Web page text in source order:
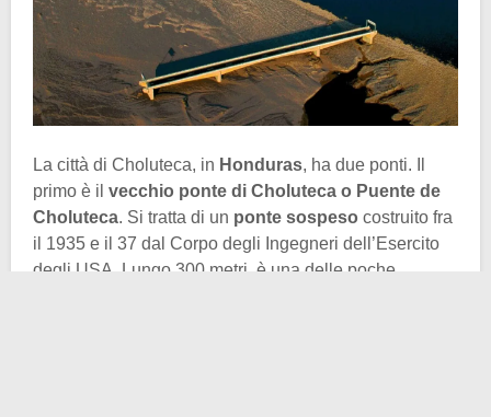
La città di Choluteca, in Honduras, ha due ponti. Il
primo è il vecchio ponte di Choluteca o Puente de
Choluteca. Si tratta di un ponte sospeso costruito fra
il 1935 e il 37 dal Corpo degli Ingegneri dell’Esercito
degli USA. Lungo 300 metri, è una delle poche